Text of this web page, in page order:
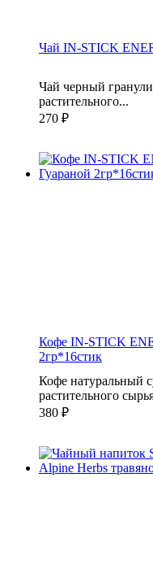
Чай IN-STICK
Чай черный
растительного...
270 ₽
Кофе IN-STICK
2гр*16стик
Кофе натуральный
растительного
380 ₽